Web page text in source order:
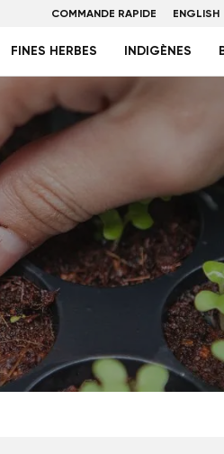
COMMANDE RAPIDE ENGLISH
FINES HERBES INDIGÈNES